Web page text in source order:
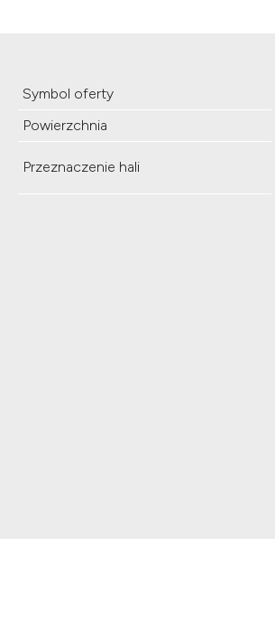
Symbol oferty
Powierzchnia
Przeznaczenie hali